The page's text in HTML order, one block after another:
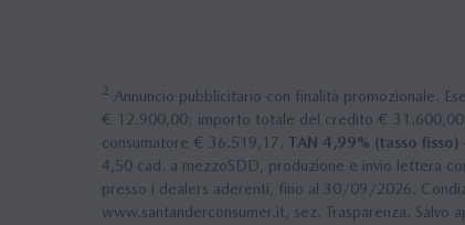
2 Annuncio pubblicitario con finalità promozionale.
€ 12.900,00; importo totale del credito €
consumatore € 36.519,17. TAN 4,99% (tasso
4,50 cad. a mezzoSDD, produzione e invio lettera
presso i dealers aderenti, fino al 30/09/2026.
www.santanderconsumer.it, sez. Trasparenza. Salvo